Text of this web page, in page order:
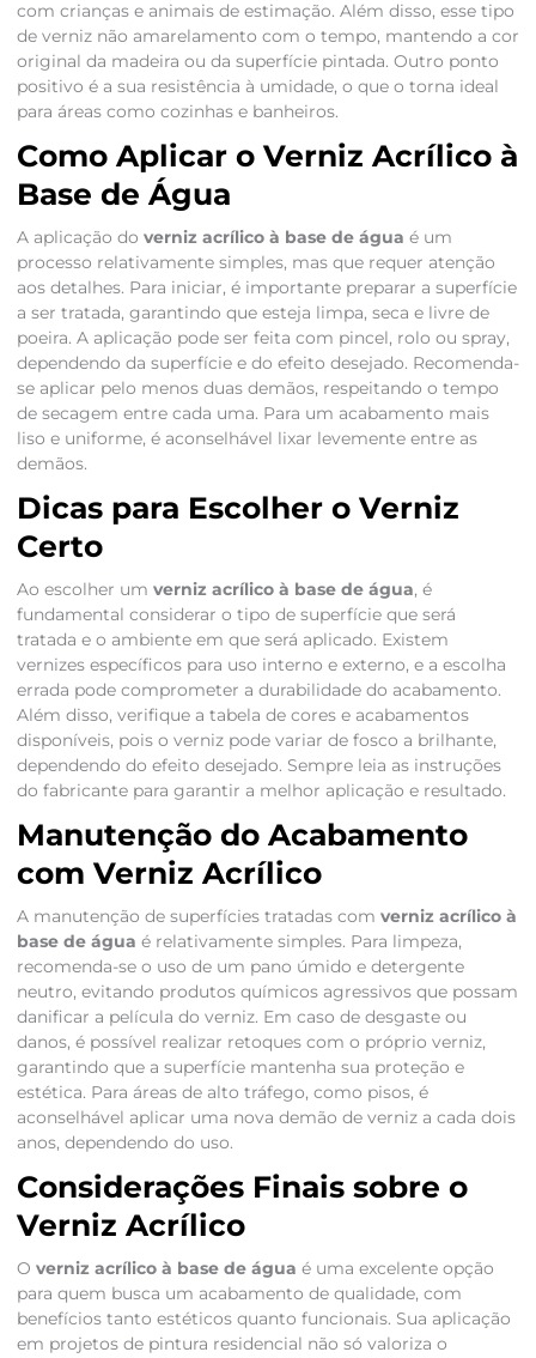
com crianças e animais de estimação. Além disso, esse tipo
de verniz não amarelamento com o tempo, mantendo a cor
original da madeira ou da superfície pintada. Outro ponto
positivo é a sua resistência à umidade, o que o torna ideal
para áreas como cozinhas e banheiros.
Como Aplicar o Verniz Acrílico à
Base de Água
A aplicação do verniz acrílico à base de água é um
processo relativamente simples, mas que requer atenção
aos detalhes. Para iniciar, é importante preparar a superfície
a ser tratada, garantindo que esteja limpa, seca e livre de
poeira. A aplicação pode ser feita com pincel, rolo ou spray,
dependendo da superfície e do efeito desejado. Recomenda-
se aplicar pelo menos duas demãos, respeitando o tempo
de secagem entre cada uma. Para um acabamento mais
liso e uniforme, é aconselhável lixar levemente entre as
demãos.
Dicas para Escolher o Verniz
Certo
Ao escolher um verniz acrílico à base de água, é
fundamental considerar o tipo de superfície que será
tratada e o ambiente em que será aplicado. Existem
vernizes específicos para uso interno e externo, e a escolha
errada pode comprometer a durabilidade do acabamento.
Além disso, verifique a tabela de cores e acabamentos
disponíveis, pois o verniz pode variar de fosco a brilhante,
dependendo do efeito desejado. Sempre leia as instruções
do fabricante para garantir a melhor aplicação e resultado.
Manutenção do Acabamento
com Verniz Acrílico
A manutenção de superfícies tratadas com verniz acrílico à
base de água é relativamente simples. Para limpeza,
recomenda-se o uso de um pano úmido e detergente
neutro, evitando produtos químicos agressivos que possam
danificar a película do verniz. Em caso de desgaste ou
danos, é possível realizar retoques com o próprio verniz,
garantindo que a superfície mantenha sua proteção e
estética. Para áreas de alto tráfego, como pisos, é
aconselhável aplicar uma nova demão de verniz a cada dois
anos, dependendo do uso.
Considerações Finais sobre o
Verniz Acrílico
O verniz acrílico à base de água é uma excelente opção
para quem busca um acabamento de qualidade, com
benefícios tanto estéticos quanto funcionais. Sua aplicação
em projetos de pintura residencial não só valoriza o